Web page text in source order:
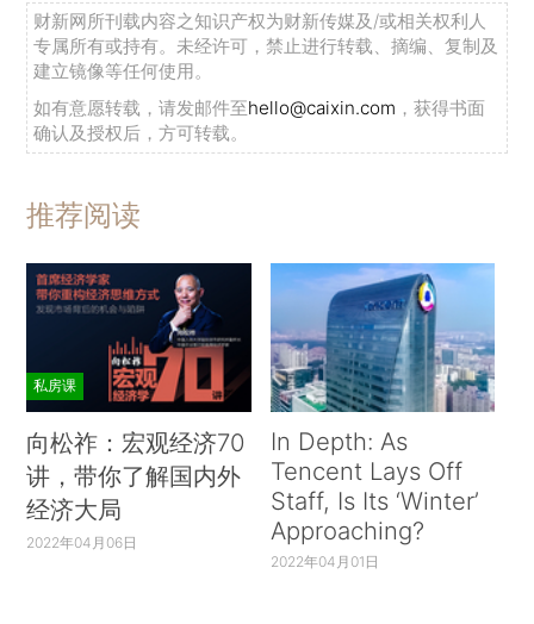
财新网所刊载内容之知识产权为财新传媒及/或相关权利人
专属所有或持有。未经许可，禁止进行转载、摘编、复制及
建立镜像等任何使用。
如有意愿转载，请发邮件至hello@caixin.com ，获得书面
确认及授权后，方可转载。
推荐阅读
私房课
向松祚：宏观经济70
讲，带你了解国内外
经济大局
2022年04月06日
In Depth: As
Tencent Lays Off
Staff, Is Its ‘Winter’
Approaching?
2022年04月01日